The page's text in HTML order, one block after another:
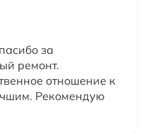
за
ремонт.
отношение к
Рекомендую